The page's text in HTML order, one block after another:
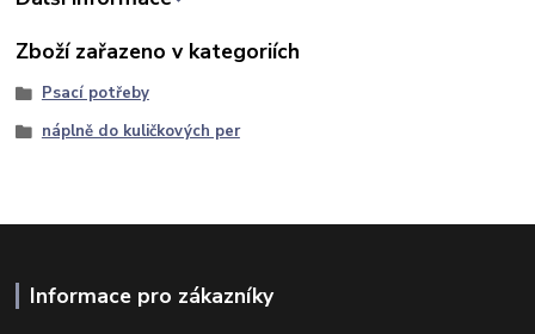
Zboží zařazeno v kategoriích
Psací potřeby
náplně do kuličkových per
Informace pro zákazníky